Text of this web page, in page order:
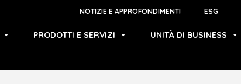
NOTIZIE E APPROFONDIMENTI ESG
PRODOTTI E SERVIZI UNITÀ DI BUSINESS